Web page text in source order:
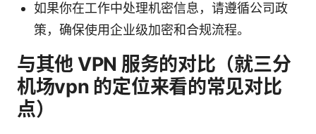
如果你在工作中处理机密信息，请遵循公司政
策，确保使用企业级加密和合规流程。
与其他 VPN 服务的对比（就三分
机场vpn 的定位来看的常见对比
点）